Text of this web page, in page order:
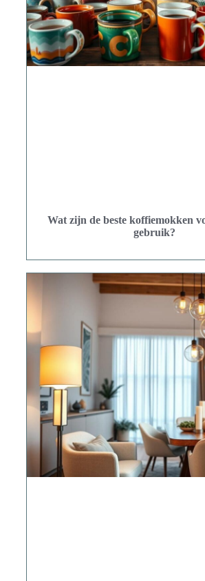
Wat zijn de beste koffiemokken
gebruik?